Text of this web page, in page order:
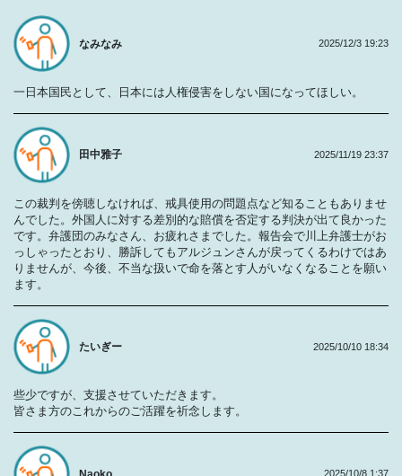
なみなみ
一日本国民として、日本には人権侵害をしない国になってほしい。
2025/12/3 19:23
田中雅子
この裁判を傍聴しなければ、戒具使用の問題点など知ることもありませ
んでした。外国人に対する差別的な賠償を否定する判決が出て良かった
です。弁護団のみなさん、お疲れさまでした。報告会で川上弁護士がお
っしゃったとおり、勝訴してもアルジュンさんが戻ってくるわけではあ
りませんが、今後、不当な扱いで命を落とす人がいなくなることを願い
ます。
2025/11/19 23:37
たいぎー
些少ですが、支援させていただきます。
皆さま方のこれからのご活躍を祈念します。
2025/10/10 18:34
2025/10/8 1:37